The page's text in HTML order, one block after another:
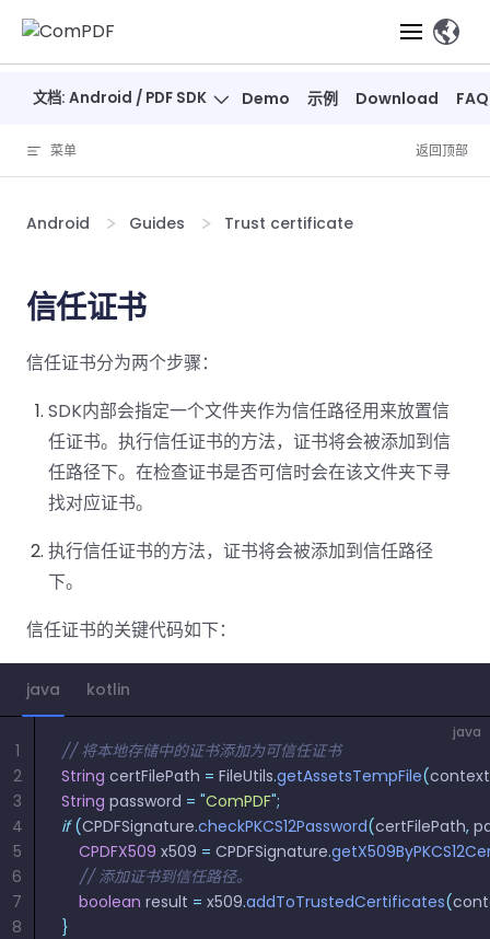
Skip to content
产品
ComPDF
SDK
验
Web
SDK
.NET
SDK
C++
SDK
PHP
SDK
Python
SDK
Mac SDK
移动端
SDK
SDK
React
Native
SDK
ComPDF
Cloud
私有化
部署
ComPDF
智能文
抽取
PDF
查看
器
注
释
文档
编辑
内容
编辑
签名
安全
标记密文
图层
PDF/X,
PDF/E,
PDF/UA
压缩
PDF
对比
取
AI
完整功能清单
解决方案
智能文档处理
概览
智能全文解
析
智能文档抽
方案
建
筑
印
刷
府
中小企业支
持:
为初创公司和团队提供可负担且合理的价
格。
在线工具
开发者
ComPDF
SDK 指南
Java
指南
.NET 指
南
C 指南
Windows
Mac 指南
指南
Flutter 指
南
iOS 指南
ComPDF
Cloud 指
Open
AI 指南
定价
文档: Android / PDF SDK Demo 示例 Download FAQ
、
菜单 返回顶部
Android Guides Trust certificate
信任证书
信任证书分为两个步骤：
SDK内部会指定一个文件夹作为信任路径用来放置信
任证书。执行信任证书的方法，证书将会被添加到信
任路径下。在检查证书是否可信时会在该文件夹下寻
找对应证书。
执行信任证书的方法，证书将会被添加到信任路径
下。
信任证书的关键代码如下：
java kotlin
java
// 将本地存储中的证书添加为可信任证书
String certFilePath = FileUtils.getAssetsTempFile(context
String password = "ComPDF";
if (CPDFSignature.checkPKCS12Password(certFilePath,
    CPDFX509
x509 = CPDFSignature.
    // 添加证书到信任路径。
    boolean
result = x509.addToTrustedCertificates(
}
1
2
3
4
5
6
7
8